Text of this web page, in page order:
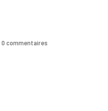
0 commentaires